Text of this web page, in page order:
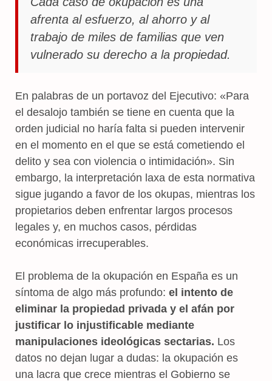
afrenta al esfuerzo, al ahorro y al
trabajo de miles de familias que ven
vulnerado su derecho a la propiedad.
En palabras de un portavoz del Ejecutivo: «Para
el desalojo también se tiene en cuenta que la
orden judicial no haría falta si pueden intervenir
en el momento en el que se está cometiendo el
delito y sea con violencia o intimidación». Sin
embargo, la interpretación laxa de esta normativa
sigue jugando a favor de los okupas, mientras los
propietarios deben enfrentar largos procesos
legales y, en muchos casos, pérdidas
económicas irrecuperables.
El problema de la okupación en España es un
síntoma de algo más profundo: el intento de
eliminar la propiedad privada y el afán por
justificar lo injustificable mediante
manipulaciones ideológicas sectarias. Los
datos no dejan lugar a dudas: la okupación es
una lacra que crece mientras el Gobierno se